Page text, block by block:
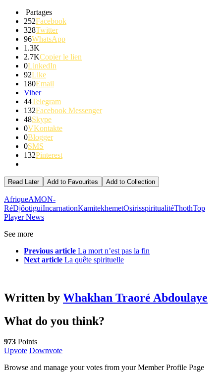
Partages
252Facebook
328Twitter
96WhatsApp
1.3K
2.7KCopier le lien
0LinkedIn
92Like
180Email
Viber
44Telegram
132Facebook Messenger
48Skype
0VKontakte
0Blogger
0SMS
132Pinterest
Read Later Add to Favourites Add to Collection
AfriqueAMON-
RéDjôotiguiIncarnationKamitekhemetOsirisspiritualitéThothTop
Player News
See more
Previous article La mort n’est pas la fin
Next article La quête spirituelle
Written by Whakhan Traoré Abdoulaye
What do you think?
973 Points
Upvote Downvote
Browse and manage your votes from your Member Profile Page